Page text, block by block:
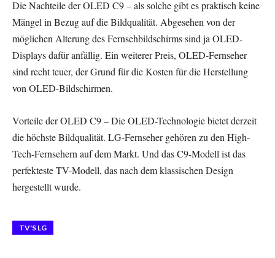
Die Nachteile der OLED C9 – als solche gibt es praktisch keine
Mängel in Bezug auf die Bildqualität. Abgesehen von der
möglichen Alterung des Fernsehbildschirms sind ja OLED-
Displays dafür anfällig. Ein weiterer Preis, OLED-Fernseher
sind recht teuer, der Grund für die Kosten für die Herstellung
von OLED-Bildschirmen.
Vorteile der OLED C9 – Die OLED-Technologie bietet derzeit
die höchste Bildqualität. LG-Fernseher gehören zu den High-
Tech-Fernsehern auf dem Markt. Und das C9-Modell ist das
perfekteste TV-Modell, das nach dem klassischen Design
hergestellt wurde.
TV'S LG